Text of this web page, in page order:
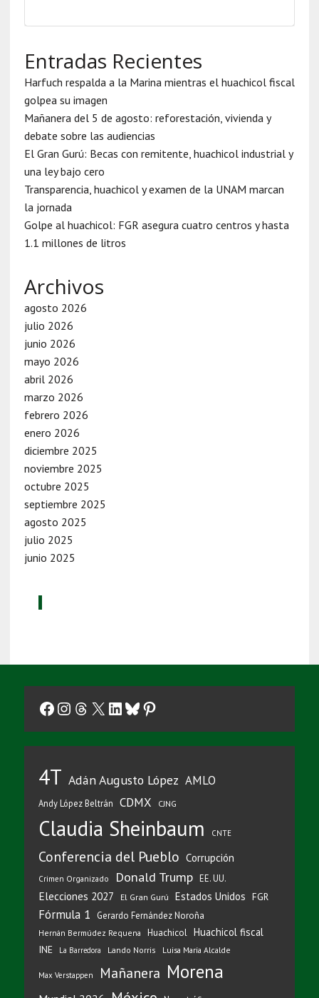
Entradas Recientes
Harfuch respalda a la Marina mientras el huachicol fiscal
golpea su imagen
Mañanera del 5 de agosto: reforestación, vivienda y
debate sobre las audiencias
El Gran Gurú: Becas con remitente, huachicol industrial y
una ley bajo cero
Transparencia, huachicol y examen de la UNAM marcan
la jornada
Golpe al huachicol: FGR asegura cuatro centros y hasta
1.1 millones de litros
Archivos
agosto 2026
julio 2026
junio 2026
mayo 2026
abril 2026
marzo 2026
febrero 2026
enero 2026
diciembre 2025
noviembre 2025
octubre 2025
septiembre 2025
agosto 2025
julio 2025
junio 2025
Facebook
Instagram
Threads
X LinkedIn
Bluesky
Pinterest
4T Adán Augusto López AMLO
Andy López Beltrán CDMX CJNG
Claudia Sheinbaum CNTE
Conferencia del Pueblo Corrupción
Crimen Organizado Donald Trump EE. UU.
Elecciones 2027 El Gran Gurú Estados Unidos FGR
Fórmula 1 Gerardo Fernández Noroña
Hernán Bermúdez Requena Huachicol Huachicol fiscal
INE La Barredora Lando Norris Luisa María Alcalde
Max Verstappen Mañanera Morena